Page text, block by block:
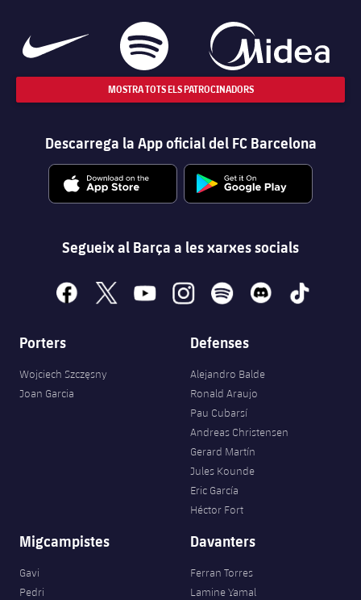
MOSTRA TOTS ELS PATROCINADORS
Descarrega la App oficial del FC Barcelona
Segueix al Barça a les xarxes socials
facebook
x youtubeinstagramspotify discord tiktok
Porters
Wojciech Szczęsny
Joan Garcia
Defenses
Alejandro Balde
Ronald Araujo
Pau Cubarsí
Andreas Christensen
Gerard Martín
Jules Kounde
Eric García
Héctor Fort
Migcampistes
Gavi
Pedri
Davanters
Ferran Torres
Lamine Yamal